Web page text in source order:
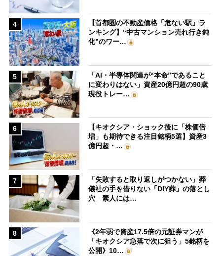
4
【首都圏の不動産価格「危ない駅」ラ
ンキング】“中古マンション売れ行き鈍
化”のワー…
5
「AI・半導体関連が“本命”であること
に変わりはない」資産20億円超の90歳
現役トレー…
6
【キオクシア・ショック後に「株価倍
増」も期待できる注目銘柄5選】資産3
億円超・…
7
「失敗すると取り返しがつかない」葬
儀社の手を借りない「DIY葬」の落とし
穴 素人には…
8
《2年弱で資産17.5倍の元証券マンが
「キオクシア急落で次に狙う」5銘柄を
公開》10…